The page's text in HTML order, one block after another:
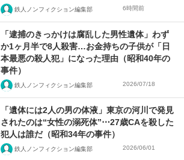
鉄人ノンフィクション編集部 6時間前
「逮捕のきっかけは腐乱した男性遺体」わず
か1ヶ月半で8人殺害…お金持ちの子供が「日
本最悪の殺人犯」になった理由（昭和40年の
事件）
鉄人ノンフィクション編集部 2026/07/18
「遺体には2人の男の体液」東京の河川で発見
されたのは“女性の溺死体”⋯27歳CAを殺した
犯人は誰だ（昭和34年の事件）
鉄人ノンフィクション編集部 2026/06/01